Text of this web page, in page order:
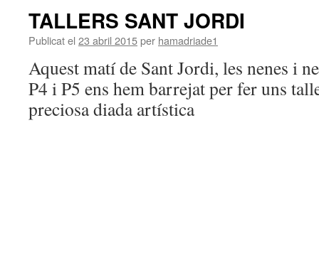
TALLERS SANT JORDI
Publicat el 23 abril 2015per hamadriade1
Aquest matí de Sant Jordi, les nenes i
P4 i P5 ens hem barrejat per fer uns
preciosa diada artística